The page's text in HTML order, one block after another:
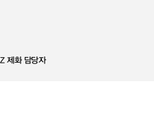
제화 담당자